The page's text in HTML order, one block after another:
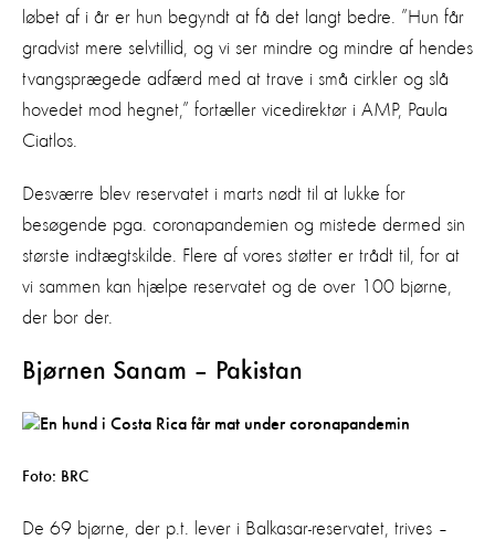
løbet af i år er hun begyndt at få det langt bedre. ”Hun får
gradvist mere selvtillid, og vi ser mindre og mindre af hendes
tvangsprægede adfærd med at trave i små cirkler og slå
hovedet mod hegnet,” fortæller vicedirektør i AMP, Paula
Ciatlos.
Desværre blev reservatet i marts nødt til at lukke for
besøgende pga. coronapandemien og mistede dermed sin
største indtægtskilde. Flere af vores støtter er trådt til, for at
vi sammen kan hjælpe reservatet og de over 100 bjørne,
der bor der.
Bjørnen Sanam – Pakistan
Foto: BRC
De 69 bjørne, der p.t. lever i Balkasar-reservatet, trives –